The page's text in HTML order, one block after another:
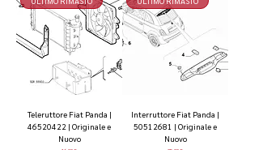
Teleruttore Fiat Panda |
46520422 | Originale e
Nuovo
Interruttore Fiat Panda |
50512681 | Originale e
Nuovo